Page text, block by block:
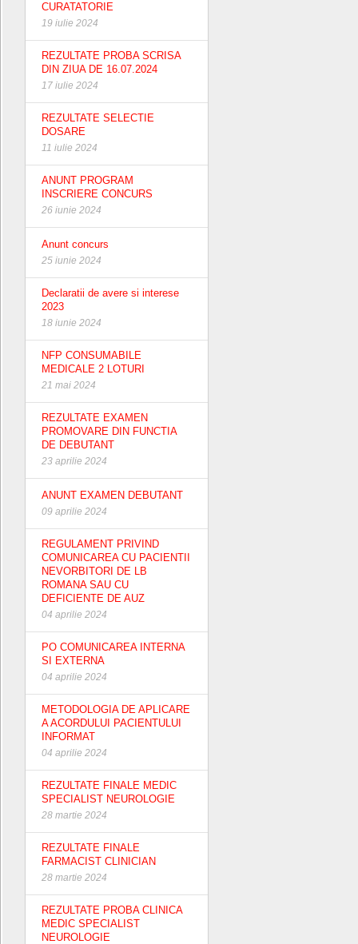
CURATATORIE
19 iulie 2024
REZULTATE PROBA SCRISA
DIN ZIUA DE 16.07.2024
17 iulie 2024
REZULTATE SELECTIE
DOSARE
11 iulie 2024
ANUNT PROGRAM
INSCRIERE CONCURS
26 iunie 2024
Anunt concurs
25 iunie 2024
Declaratii de avere si interese
2023
18 iunie 2024
NFP CONSUMABILE
MEDICALE 2 LOTURI
21 mai 2024
REZULTATE EXAMEN
PROMOVARE DIN FUNCTIA
DE DEBUTANT
23 aprilie 2024
ANUNT EXAMEN DEBUTANT
09 aprilie 2024
REGULAMENT PRIVIND
COMUNICAREA CU PACIENTII
NEVORBITORI DE LB
ROMANA SAU CU
DEFICIENTE DE AUZ
04 aprilie 2024
PO COMUNICAREA INTERNA
SI EXTERNA
04 aprilie 2024
METODOLOGIA DE APLICARE
A ACORDULUI PACIENTULUI
INFORMAT
04 aprilie 2024
REZULTATE FINALE MEDIC
SPECIALIST NEUROLOGIE
28 martie 2024
REZULTATE FINALE
FARMACIST CLINICIAN
28 martie 2024
REZULTATE PROBA CLINICA
MEDIC SPECIALIST
NEUROLOGIE